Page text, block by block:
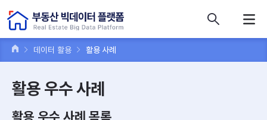
데이터 활용 활용 사례
활용 우수 사례
활용 우수 사례 목록